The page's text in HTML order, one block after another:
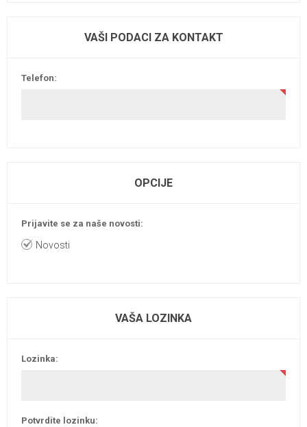
VAŠI PODACI ZA KONTAKT
Telefon:
OPCIJE
Prijavite se za naše novosti:
Novosti
VAŠA LOZINKA
Lozinka:
Potvrdite lozinku: